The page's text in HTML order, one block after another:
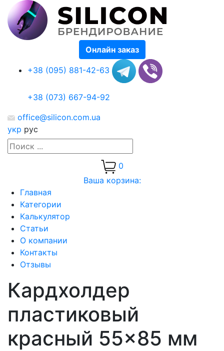
Онлайн заказ
+38 (095) 881-42-63
+38 (073) 667-94-92
office@silicon.com.ua
укр рус
0
Ваша корзина:
Главная
Категории
Калькулятор
Статьи
О компании
Контакты
Отзывы
Кардхолдер
пластиковый
красный 55×85 мм